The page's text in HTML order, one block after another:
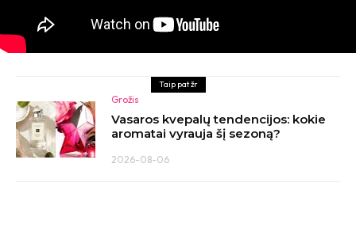
Taip pat žr
Grožis
Vasaros kvepalų tendencijos: kokie
aromatai vyrauja šį sezoną?
2026-08-06